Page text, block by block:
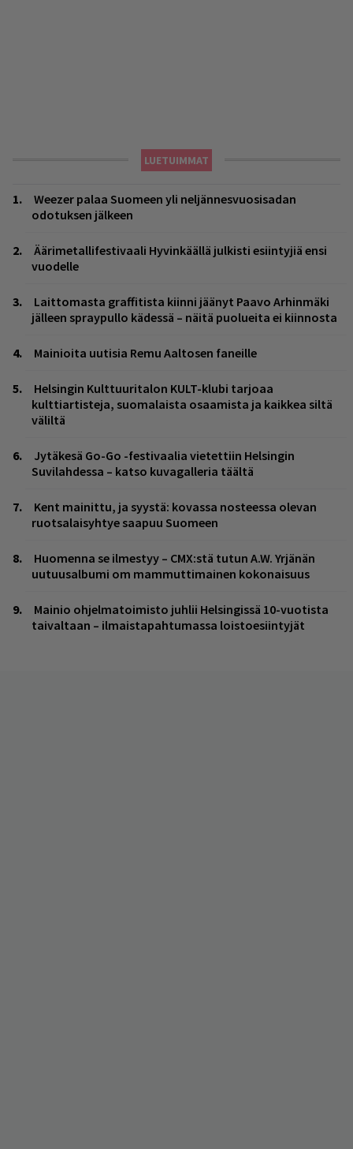
LUETUIMMAT
Weezer palaa Suomeen yli neljännesvuosisadan
odotuksen jälkeen
Äärimetallifestivaali Hyvinkäällä julkisti esiintyjiä ensi
vuodelle
Laittomasta graffitista kiinni jäänyt Paavo Arhinmäki
jälleen spraypullo kädessä – näitä puolueita ei kiinnosta
Mainioita uutisia Remu Aaltosen faneille
Helsingin Kulttuuritalon KULT-klubi tarjoaa
kulttiartisteja, suomalaista osaamista ja kaikkea siltä
väliltä
Jytäkesä Go-Go -festivaalia vietettiin Helsingin
Suvilahdessa – katso kuvagalleria täältä
Kent mainittu, ja syystä: kovassa nosteessa olevan
ruotsalaisyhtye saapuu Suomeen
Huomenna se ilmestyy – CMX:stä tutun A.W. Yrjänän
uutuusalbumi om mammuttimainen kokonaisuus
Mainio ohjelmatoimisto juhlii Helsingissä 10-vuotista
taivaltaan – ilmaistapahtumassa loistoesiintyjät